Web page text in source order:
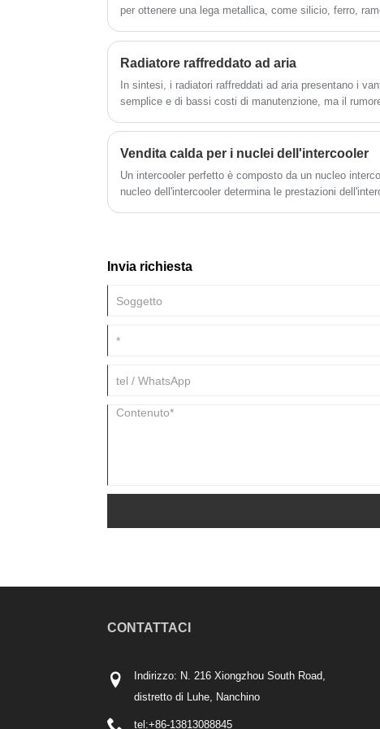
del sistema. L'azienda soddisfa le esigenze
clienti prodotti di alta qualità e buoni servizi a
prezzi competitivi e assiste i clienti nel
soddisfazione del cliente è l'obiettivo finale di
tutto il nostro lavoro.
per ottenere una lega metallica, come silicio, ferro,
resistenza e resistenza alla corrosione . Per le sue
resistenza, le leghe di alluminio sono ampiamente
Radiatore raffreddato ad aria
In sintesi, i radiatori raffreddati ad aria presentano i
semplice e di bassi costi di manutenzione, ma il
acqua. Nella scelta del radiatore, la scelta dovrebbe
Benvenuto per informarsi sull'ordine!
Vendita calda per i nuclei dell'intercooler
Un intercooler perfetto è composto da un nucleo
nucleo dell'intercooler determina le prestazioni
Invia richiesta
CONTATTACI
Indirizzo: N. 216 Xiongzhou South Road,
distretto di Luhe, Nanchino
tel:+86-13813088845